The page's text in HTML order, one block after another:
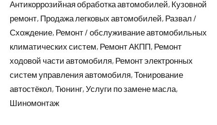
Антикоррозийная обработка автомобилей, Кузовной
ремонт, Продажа легковых автомобилей, Развал /
Схождение, Ремонт / обслуживание автомобильных
климатических систем, Ремонт АКПП, Ремонт
ходовой части автомобиля, Ремонт электронных
систем управления автомобиля, Тонирование
автостёкол, Тюнинг, Услуги по замене масла,
Шиномонтаж